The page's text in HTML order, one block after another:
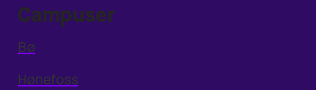
Campuser
Bø
Hønefoss